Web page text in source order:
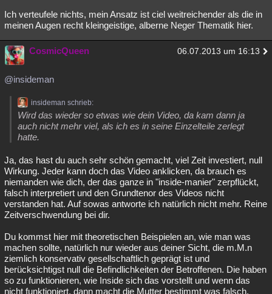
Ich verteufele nichts, mein Ansatz ist ciel weitreichender als die in
meinen Augen recht kleingeistige, alberne Neger Thematik hier.
CosmicQueen 06.07.2013 um 16:13
@insideman
insideman schrieb:
Wird das wieder so etwas wie dein Video, da kam dann ja
auch nicht mehr viel, als ich es in seine Einzelteile zerlegt
hatte.
Ja, das hast du auch sehr schön gemacht, viel Zeit investiert, null
Wirkung. Jeder kann doch das Video anklicken, da brauch es
niemanden wie dich, der das ganze in "inside-manier" zerpflückt,
falsch interpretiert und den Grundtenor des Videos nicht
verstanden hat. Auf sowas antworte ich natürlich nicht mehr. Reine
Zeitverschwendung bei dir.
Du kommst hier mit theoretischen Beispielen an, wie man was
machen sollte, natürlich nur wieder aus deiner Sicht, die m.M.n
ziemlich konservativ gesellschaftlich geprägt ist und
berücksichtigst null die Befindlichkeiten der Betroffenen. Die haben
so zu funktionieren, wie Inside sich das vorstellt und wenn das
nicht funktioniert, dann macht die Mutter bestimmt was falsch,